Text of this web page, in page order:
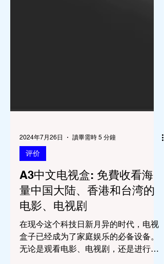
2024年7月26日
评价
A3中文电视盒: 免費收看海
量中国大陆、香港和台湾的
电影、电视剧
在现今这个科技日新月异的时代，电视